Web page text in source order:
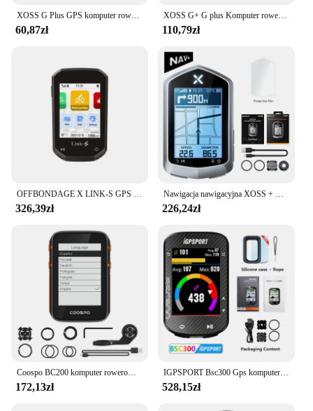
60,87zł
XOSS G+ G plus Komputer rowerowy GPS Generacja Kolarstwo Bezprzewodowy prędkościomierz Tracker Licznik kilometrów Szosa MTB Rower ANT+
110,79zł
326,39zł 226,24zł
172,13zł
IGPSPORT Bsc300 Gps komputer rowerowy bezprzewodowy prędkościomierz nawigacja GPS ANT czujnik kadencji IPX7 wodoodporny rower
528,15zł